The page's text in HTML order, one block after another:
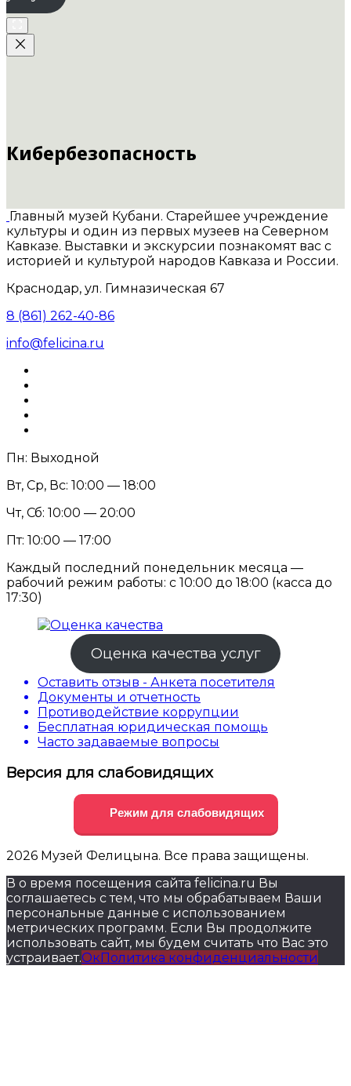
Кибербезопасность
Главный музей Кубани. Старейшее учреждение
культуры и один из первых музеев на Северном
Кавказе. Выставки и экскурсии познакомят вас с
историей и культурой народов Кавказа и России.
Краснодар, ул. Гимназическая 67
8 (861) 262-40-86
info@felicina.ru
Пн: Выходной
Вт, Ср, Вс: 10:00 — 18:00
Чт, Сб: 10:00 — 20:00
Пт: 10:00 — 17:00
Каждый последний понедельник месяца —
рабочий режим работы: с 10:00 до 18:00 (касса до
17:30)
Оценка качества услуг
Оставить отзыв - Анкета посетителя
Документы и отчетность
Противодействие коррупции
Бесплатная юридическая помощь
Часто задаваемые вопросы
Версия для слабовидящих
Режим для слабовидящих
2026 Музей Фелицына. Все права защищены.
В о время посещения сайта felicina.ru Вы
соглашаетесь с тем, что мы обрабатываем Ваши
персональные данные с использованием
метрических программ. Если Вы продолжите
использовать сайт, мы будем считать что Вас это
устраивает.ОкПолитика конфиденциальности